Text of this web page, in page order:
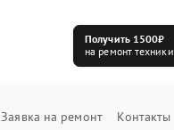
Получить 1500₽
на ремонт техники
Заявка на ремонт Контакты